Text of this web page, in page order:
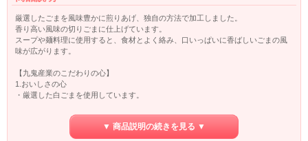
厳選したごまを風味豊かに煎りあげ、独自の方法で加工しました。
香り高い風味の切りごまに仕上げています。
スープや麺料理に使用すると、食材とよく絡み、口いっぱいに香ばしいごまの風
味が広がります。
【九鬼産業のこだわりの心】
1.おいしさの心
・厳選した白ごまを使用しています。
・ごまを切ることで食感と香味を引き出しました。
・いろいろなお食事にそのままふりかけて。
▼ 商品説明の続きを見る ▼